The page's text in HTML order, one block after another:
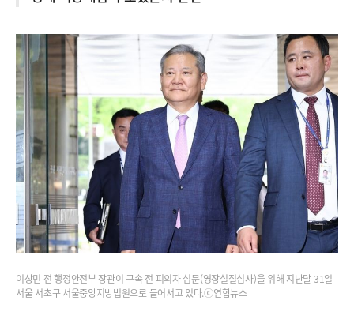
이상민 전 행정안전부 장관이 구속 전 피의자 심문(영장실질심사)을 위해 지난달 31일
서울 서초구 서울중앙지방법원으로 들어서고 있다.ⓒ연합뉴스